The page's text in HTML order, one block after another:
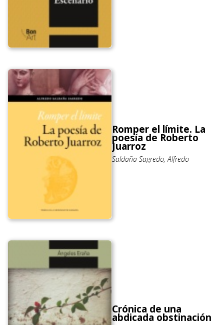
Romper el límite. La
poesía de Roberto
Juarroz
Saldaña Sagredo, Alfredo
Crónica de una
abdicada obstinación